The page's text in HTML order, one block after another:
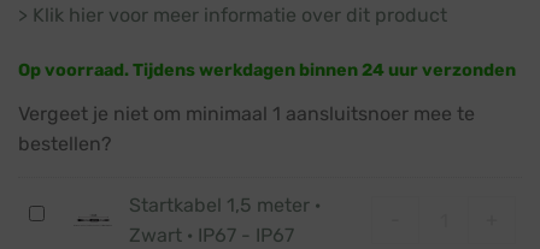
> Klik hier voor meer informatie over dit product
Op voorraad. Tijdens werkdagen binnen 24 uur verzonden
Vergeet je niet om minimaal 1 aansluitsnoer mee te
bestellen?
Startkabel
Startkabel 1,5 meter ·
Zwart · IP67 - IP67